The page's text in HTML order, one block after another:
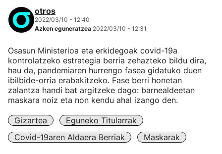
otros
2022/03/10 - 12:40
Azken eguneratzea 2022/03/10 - 12:31
Osasun Ministerioa eta erkidegoak covid-19a
kontrolatzeko estrategia berria zehazteko bildu dira,
hau da, pandemiaren hurrengo fasea gidatuko duen
ibilbide-orria erabakitzeko. Fase berri honetan
zalantza handi bat argitzeke dago: barnealdeetan
maskara noiz eta non kendu ahal izango den.
Gizartea
Eguneko Titularrak
Covid-19aren Aldaera Berriak
Maskarak